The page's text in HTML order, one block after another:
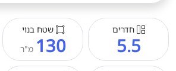
חדרים
5.5
שטח בנוי
130 מ"ר